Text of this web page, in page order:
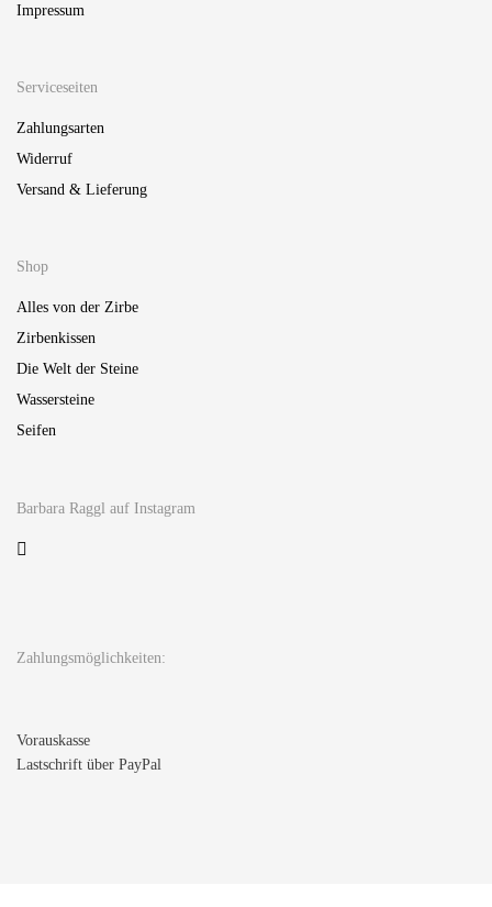
Impressum
Serviceseiten
Zahlungsarten
Widerruf
Versand & Lieferung
Shop
Alles von der Zirbe
Zirbenkissen
Die Welt der Steine
Wassersteine
Seifen
Barbara Raggl auf Instagram
Zahlungsmöglichkeiten:
Vorauskasse
Lastschrift über PayPal